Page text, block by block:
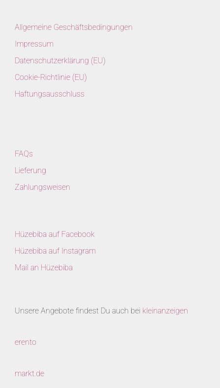
Allgemeine Geschäftsbedingungen
Impressum
Datenschutzerklärung (EU)
Cookie-Richtlinie (EU)
Haftungsausschluss
FAQs
Lieferung
Zahlungsweisen
Hüzebiba auf Facebook
Hüzebiba auf Instagram
Mail an Hüzebiba
Unsere Angebote findest Du auch bei kleinanzeigen
erento
markt.de